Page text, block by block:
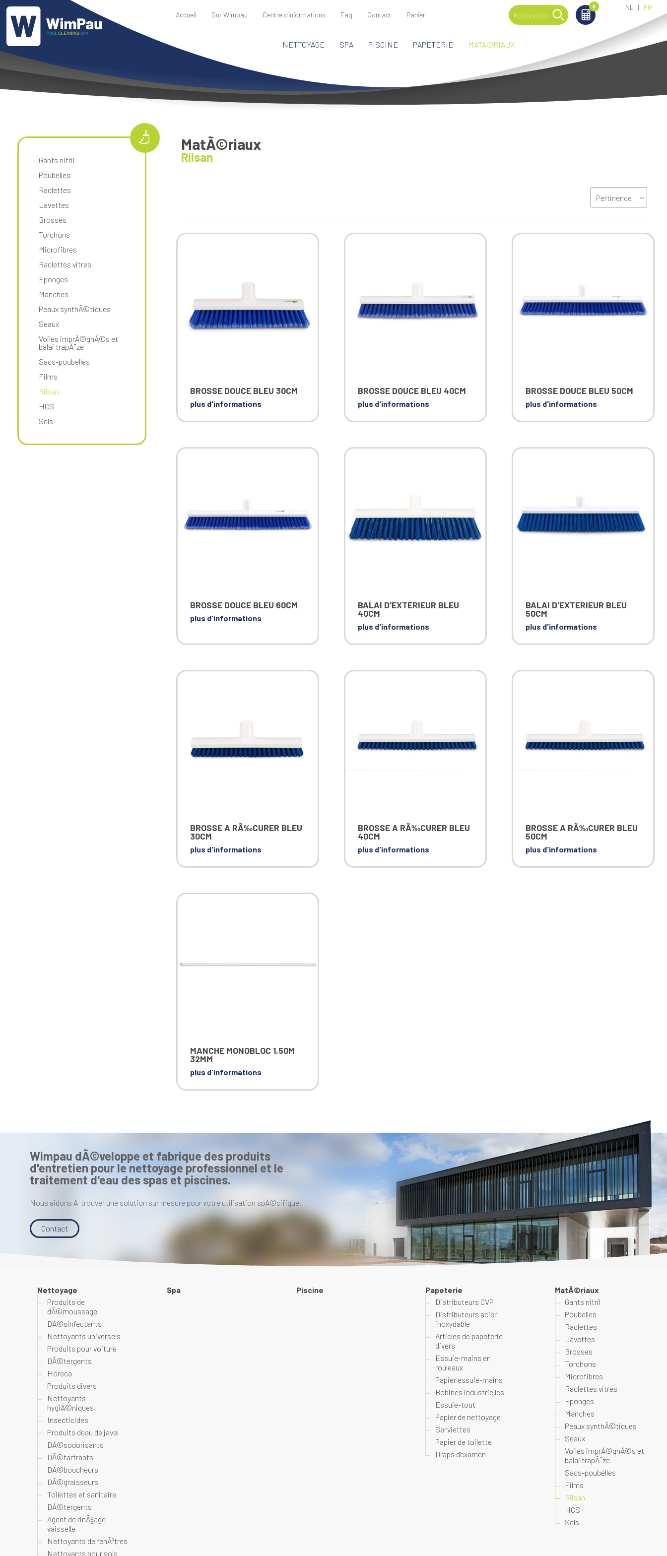
NL FR
0
0
Accueil Sur Wimpau Centre d'informations Faq Contact Panier
NETTOYAGE SPA PISCINE PAPETERIE MATÃ©RIAUX
Gants nitril
Poubelles
Raclettes
Lavettes
Brosses
Torchons
Microfibres
Raclettes vitres
Eponges
Manches
Peaux synthÃ©tiques
Seaux
Voiles imprÃ©gnÃ©s et
balai trapÃ¨ze
Sacs-poubelles
Films
Rilsan
HCS
Sels
MatÃ©riaux
Rilsan
Pertinence
BROSSE DOUCE BLEU 30CM
plus d'informations
BROSSE DOUCE BLEU 40CM
plus d'informations
BROSSE DOUCE BLEU 50CM
plus d'informations
BROSSE DOUCE BLEU 60CM
plus d'informations
BALAI D'EXTERIEUR BLEU
40CM
plus d'informations
BALAI D'EXTERIEUR BLEU
50CM
plus d'informations
BROSSE A RÃ‰CURER BLEU
30CM
plus d'informations
BROSSE A RÃ‰CURER BLEU
40CM
plus d'informations
BROSSE A RÃ‰CURER BLEU
50CM
plus d'informations
MANCHE MONOBLOC 1.50M
32MM
plus d'informations
Wimpau dÃ©veloppe et fabrique des produits
d'entretien pour le nettoyage professionnel et le
traitement d'eau des spas et piscines.
Nous aidons Ã trouver une solution sur mesure pour votre utilisation spÃ©cifique.
Contact
Nettoyage
Produits de
dÃ©moussage
DÃ©sinfectants
Nettoyants universels
Produits pour voiture
DÃ©tergents
Horeca
Produits divers
Nettoyants
hygiÃ©niques
Insecticides
Produits d'eau de javel
DÃ©sodorisants
DÃ©tartrants
DÃ©boucheurs
DÃ©graisseurs
Toilettes et sanitaire
DÃ©tergents
Agent de rinÃ§age
vaisselle
Nettoyants de fenÃªtres
Nettoyants pour sols
Spa Piscine
Papeterie
Distributeurs CVP
Distributeurs acier
inoxydable
Articles de papeterie
divers
Essuie-mains en
rouleaux
Papier essuie-mains
Bobines industrielles
Essuie-tout
Papier de nettoyage
Serviettes
Papier de toilette
Draps d'examen
MatÃ©riaux
Gants nitril
Poubelles
Raclettes
Lavettes
Brosses
Torchons
Microfibres
Raclettes vitres
Eponges
Manches
Peaux synthÃ©tiques
Seaux
Voiles imprÃ©gnÃ©s et
balai trapÃ¨ze
Sacs-poubelles
Films
Rilsan
HCS
Sels